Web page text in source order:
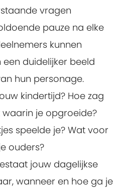
vragen
pauze na elke
kunnen
een duidelijker beeld
hun personage.
kindertijd? Hoe zag
waarin je opgroeide?
speelde je? Wat voor
ouders?
jouw dagelijkse
wanneer en hoe ga je